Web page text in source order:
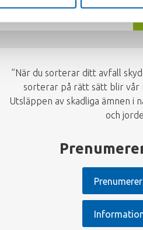
”När du sorterar ditt avfall
sorterar på rätt sätt blir vår
Utsläppen av skadliga ämnen i
och